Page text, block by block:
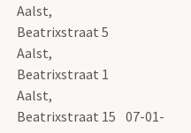
Aalst,
Beatrixstraat 5
Aalst,
Beatrixstraat 1
Aalst,
Beatrixstraat 15 07-01-